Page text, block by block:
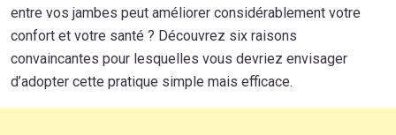
entre vos jambes peut améliorer considérablement votre
confort et votre santé ? Découvrez six raisons
convaincantes pour lesquelles vous devriez envisager
d’adopter cette pratique simple mais efficace.